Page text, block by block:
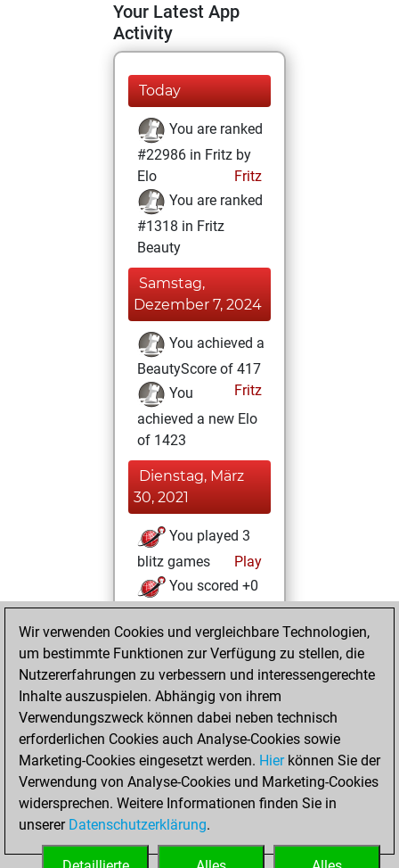
Your Latest App
Activity
Today
You are ranked
#22986 in Fritz by
Elo
Fritz
You are ranked
#1318 in Fritz
Beauty
Samstag,
Dezember 7, 2024
You achieved a
BeautyScore of 417
Fritz
You
achieved a new Elo
of 1423
Dienstag, März
30, 2021
You played 3
blitz games
Play
You scored +0
=0 -3 in blitz
Montag, März 22,
2021
You won
against Fritz
Fritz
Freitag, Februar
12, 2021
You created
your Fritz account
Wir verwenden Cookies und vergleichbare Technologien,
um bestimmte Funktionen zur Verfügung zu stellen, die
Nutzererfahrungen zu verbessern und interessengerechte
Inhalte auszuspielen. Abhängig von ihrem
Verwendungszweck können dabei neben technisch
erforderlichen Cookies auch Analyse-Cookies sowie
Marketing-Cookies eingesetzt werden. Hierkönnen Sie der
Verwendung von Analyse-Cookies und Marketing-Cookies
widersprechen. Weitere Informationen finden Sie in
unserer Datenschutzerklärung.